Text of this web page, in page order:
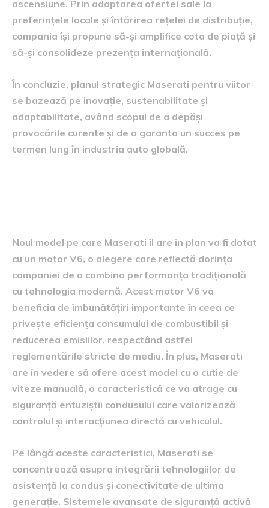
ascensiune. Prin adaptarea ofertei sale la
preferințele locale și întărirea rețelei de distribuție,
compania își propune să-și amplifice cota de piață și
să-și consolideze prezența internațională.
În concluzie, planul strategic Maserati pentru viitor
se bazează pe inovație, sustenabilitate și
adaptabilitate, având scopul de a depăși
provocările curente și de a garanta un succes pe
termen lung în industria auto globală.
Noul model pe care Maserati îl are în plan va fi dotat
cu un motor V6, o alegere care reflectă dorința
companiei de a combina performanța tradițională
cu tehnologia modernă. Acest motor V6 va
beneficia de îmbunătățiri importante în ceea ce
privește eficiența consumului de combustibil și
reducerea emisiilor, respectând astfel
reglementările stricte de mediu. În plus, Maserati
are în vedere să ofere acest model cu o cutie de
viteze manuală, o caracteristică ce va atrage cu
siguranță entuziștii condusului care valorizează
controlul și interacțiunea directă cu vehiculul.
Pe lângă aceste caracteristici, Maserati se
concentrează asupra integrării tehnologiilor de
asistență la condus și conectivitate de ultima
generație. Sistemele avansate de siguranță activă